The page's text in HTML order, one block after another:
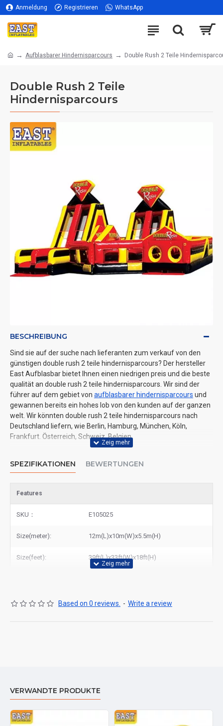
Anmeldung Registrieren WhatsApp
Aufblasbarer Hindernisparcours Double Rush 2 Teile
Double Rush 2 Teile
Hindernisparcours
BESCHREIBUNG
Sind sie auf der suche nach lieferanten zum verkauf von den
günstigen double rush 2 teile hindernisparcours? Der hersteller
East Aufblasbar bietet Ihnen einen niedrigen preis und die beste
qualität an double rush 2 teile hindernisparcours. Wir sind der
führer auf dem gebiet von aufblasbarer hindernisparcours und
gewannen bereits ein hohes lob von den kunden auf der ganzen
welt. Wir könnten double rush 2 teile hindernisparcours nach
Deutschland liefern, wie Berlin, Hamburg, München, Köln,
Frankfurt. Österreich, Schweiz, Belgien.
SPEZIFIKATIONEN BEWERTUNGEN
Features
SKU： E105025
Size(meter): 12m(L)x10m(W)x5.5m(H)
Size(feet): 39ft(L)x33ft(W)x18ft(H)
Based on 0 reviews. - Write a review
VERWANDTE PRODUKTE